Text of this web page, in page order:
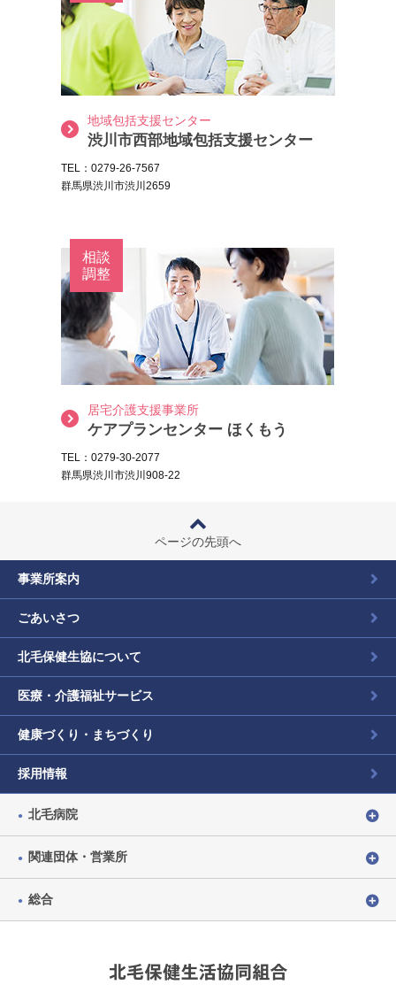
地域包括支援センター
渋川市西部地域包括支援センター
TEL：0279-26-7567
群馬県渋川市渋川2659
相談
調整
居宅介護支援事業所
ケアプランセンター ほくもう
TEL：0279-30-2077
群馬県渋川市渋川908-22
ページの先頭へ
事業所案内
ごあいさつ
北毛保健生協について
医療・介護福祉サービス
健康づくり・まちづくり
採用情報
北毛病院
関連団体・営業所
総合